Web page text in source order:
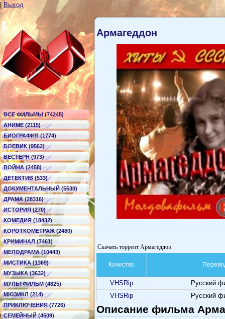
Выход
ВСЕ ФИЛЬМЫ (74245)
АНИМЕ (2115)
БИОГРАФИЯ (1774)
БОЕВИК (9562)
ВЕСТЕРН (973)
ВОЙНА (2458)
ДЕТЕКТИВ (533)
ДОКУМЕНТАЛЬНЫЙ (5530)
ДРАМА (28316)
ИСТОРИЯ (270)
КОМЕДИЯ (18432)
КОРОТКОМЕТРАЖ (2480)
КРИМИНАЛ (7461)
МЕЛОДРАМА (10443)
МИСТИКА (1369)
МУЗЫКА (3632)
МУЛЬТФИЛЬМ (4825)
МЮЗИКЛ (214)
ПРИКЛЮЧЕНИЯ (7726)
СЕМЕЙНЫЙ (4509)
Армагеддон
Скачать торрент Армагеддон
Качество
VHSRip
Русский
VHSRip
Русский
Описание фильма